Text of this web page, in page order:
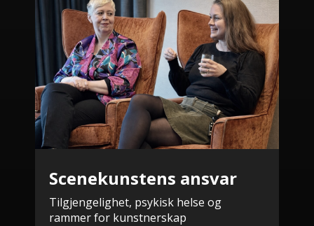
Scenekunstens ansvar
Tilgjengelighet, psykisk helse og
rammer for kunstnerskap